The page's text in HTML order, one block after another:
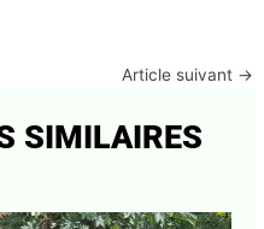
Article suivant→
SIMILAIRES